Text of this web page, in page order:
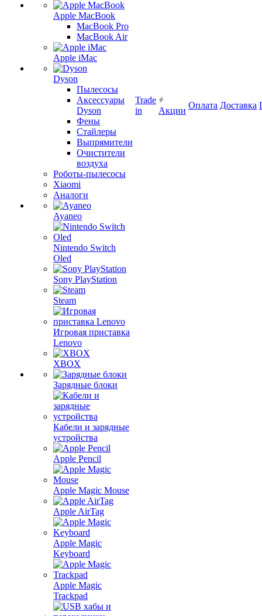
Apple MacBook
MacBook Pro
MacBook Air
Apple iMac
Dyson
Пылесосы
Аксессуары
Dyson
Фены
Стайлеры
Выпрямители
Очистители
воздуха
Роботы-пылесосы
Xiaomi
Аналоги
Ayaneo
Nintendo Switch
Oled
Sony PlayStation
Steam
Игровая приставка
Lenovo
XBOX
Зарядные блоки
Кабели и зарядные
устройства
Apple Pencil
Apple Magic Mouse
Apple AirTag
Apple Magic
Keyboard
Apple Magic
Trackpad
Trade
in
Акции
Оплата Доставка